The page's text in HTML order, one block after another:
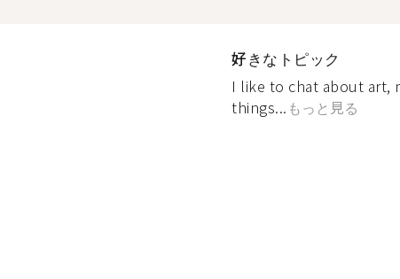
好きなトピック
I like to chat about art,
things... もっと見る